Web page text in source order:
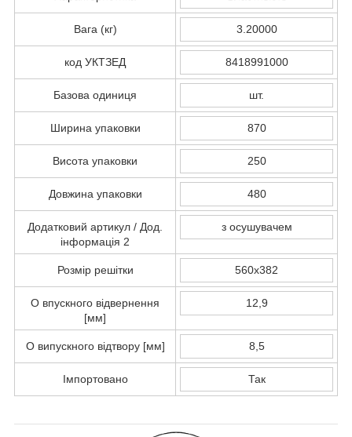
Вага (кг) 3.20000
код УКТЗЕД 8418991000
Базова одиниця шт.
Ширина упаковки 870
Висота упаковки 250
Довжина упаковки 480
Додатковий артикул / Дод.
інформація 2
з осушувачем
Розмір решітки 560x382
O впускного відвернення
[мм]
12,9
O випускного відтвору [мм] 8,5
Імпортовано Так